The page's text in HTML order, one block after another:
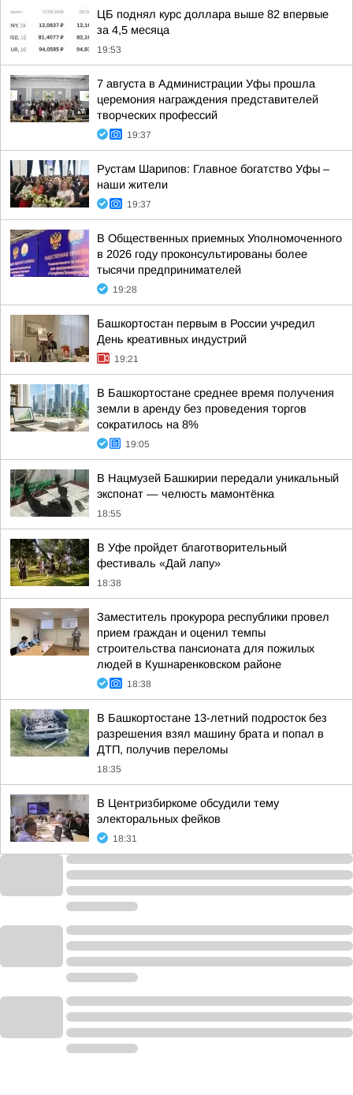
ЦБ поднял курс доллара выше 82 впервые
за 4,5 месяца
19:53
7 августа в Администрации Уфы прошла
церемония награждения представителей
творческих профессий
19:37
Рустам Шарипов: Главное богатство Уфы –
наши жители
19:37
В Общественных приемных Уполномоченного
в 2026 году проконсультированы более
тысячи предпринимателей
19:28
Башкортостан первым в России учредил
День креативных индустрий
19:21
В Башкортостане среднее время получения
земли в аренду без проведения торгов
сократилось на 8%
19:05
В Нацмузей Башкирии передали уникальный
экспонат — челюсть мамонтёнка
18:55
В Уфе пройдет благотворительный
фестиваль «Дай лапу»
18:38
Заместитель прокурора республики провел
прием граждан и оценил темпы
строительства пансионата для пожилых
людей в Кушнаренковском районе
18:38
В Башкортостане 13-летний подросток без
разрешения взял машину брата и попал в
ДТП, получив переломы
18:35
В Центризбиркоме обсудили тему
электоральных фейков
18:31